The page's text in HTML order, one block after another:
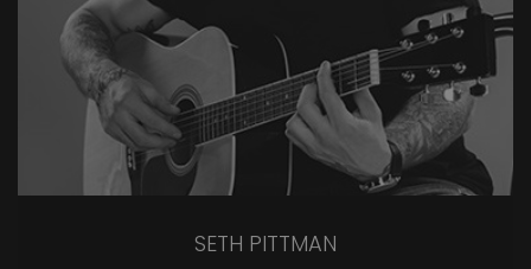
SETH PITTMAN